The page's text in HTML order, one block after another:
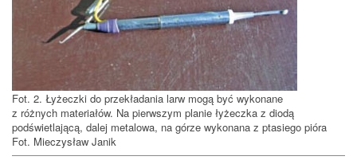
Fot. 2. Łyżeczki do przekładania larw mogą być wykonane
z różnych materiałów. Na pierwszym planie łyżeczka z diodą
podświetlającą, dalej metalowa, na górze wykonana z ptasiego pióra
Fot. Mieczysław Janik